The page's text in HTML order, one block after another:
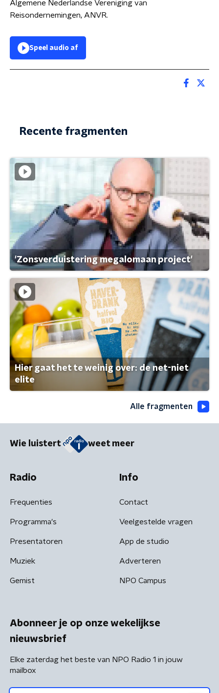
Algemene Nederlandse Vereniging van
Reisondernemingen, ANVR.
Speel audio af
Recente fragmenten
'Zonsverduistering megalomaan project'
Hier gaat het te weinig over: de net-niet
elite
Alle fragmenten
Wie luistert weet meer
Radio
Frequenties
Programma's
Presentatoren
Muziek
Gemist
Info
Contact
Veelgestelde vragen
App de studio
Adverteren
NPO Campus
Abonneer je op onze wekelijkse
nieuwsbrief
Elke zaterdag het beste van NPO Radio 1 in jouw
mailbox